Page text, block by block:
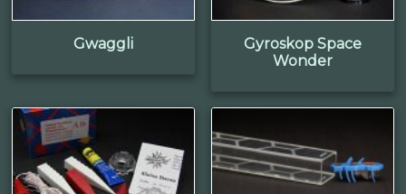
Gwaggli
Gyroskop Space
Wonder